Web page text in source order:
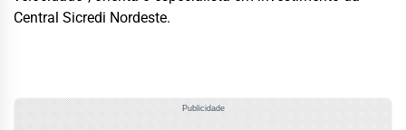
Central Sicredi Nordeste.
Publicidade